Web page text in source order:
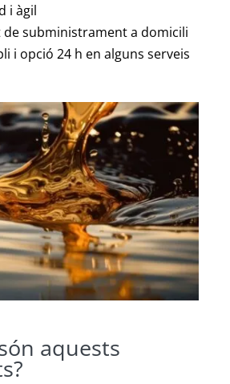
i àgil
de subministrament a domicili
i opció 24 h en alguns serveis
aquests